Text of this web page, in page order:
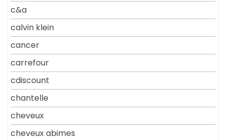
c&a
calvin klein
cancer
carrefour
cdiscount
chantelle
cheveux
cheveux abimes